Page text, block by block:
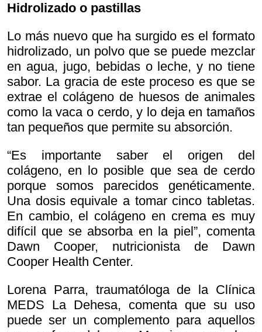
Hidrolizado o pastillas
Lo más nuevo que ha surgido es el formato
hidrolizado, un polvo que se puede mezclar
en agua, jugo, bebidas o leche, y no tiene
sabor. La gracia de este proceso es que se
extrae el colágeno de huesos de animales
como la vaca o cerdo, y lo deja en tamaños
tan pequeños que permite su absorción.
“Es importante saber el origen del
colágeno, en lo posible que sea de cerdo
porque somos parecidos genéticamente.
Una dosis equivale a tomar cinco tabletas.
En cambio, el colágeno en crema es muy
difícil que se absorba en la piel”, comenta
Dawn Cooper, nutricionista de Dawn
Cooper Health Center.
Lorena Parra, traumatóloga de la Clínica
MEDS La Dehesa, comenta que su uso
puede ser un complemento para aquellos